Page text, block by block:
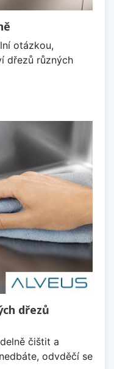
otázkou,
dřezů různých
dřezů
čištit a
odvděčí se